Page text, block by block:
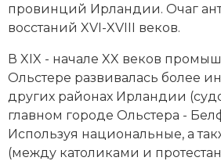
Историческая география и
История материальной и
История международных
История, философия, теория и
исторического знания
провинций Ирландии. Очаг
восстаний XVI-XVIII веков.
В XIX - начале XX веков
Ольстере развивалась более
других районах Ирландии
главном городе Ольстера -
Используя национальные, а
(между католиками и